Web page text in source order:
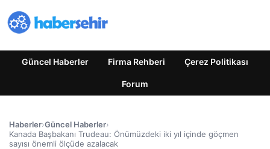
Güncel Haberler Firma Rehberi Çerez Politikası
Forum
Haberler›Güncel Haberler›
Kanada Başbakanı Trudeau: Önümüzdeki iki yıl içinde göçmen
sayısı önemli ölçüde azalacak